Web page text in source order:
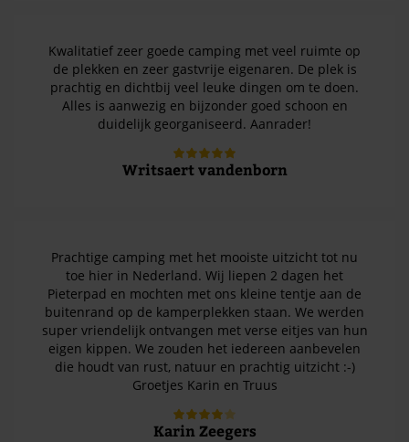
Kwalitatief zeer goede camping met veel ruimte op
de plekken en zeer gastvrije eigenaren. De plek is
prachtig en dichtbij veel leuke dingen om te doen.
Alles is aanwezig en bijzonder goed schoon en
duidelijk georganiseerd. Aanrader!
Writsaert vandenborn
Prachtige camping met het mooiste uitzicht tot nu
toe hier in Nederland. Wij liepen 2 dagen het
Pieterpad en mochten met ons kleine tentje aan de
buitenrand op de kamperplekken staan. We werden
super vriendelijk ontvangen met verse eitjes van hun
eigen kippen. We zouden het iedereen aanbevelen
die houdt van rust, natuur en prachtig uitzicht :-)
Groetjes Karin en Truus
Karin Zeegers